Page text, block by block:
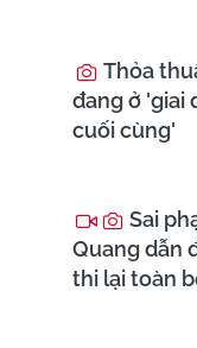
Thỏa
đang ở 'giai
cuối cùng'
Sai
Quang dẫn
thi lại toàn